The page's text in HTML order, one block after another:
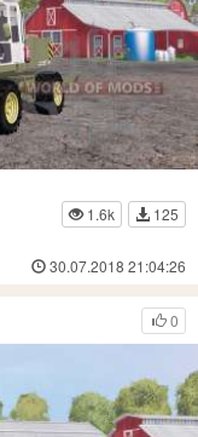
1.6k
125
30.07.2018 21:04:26
0